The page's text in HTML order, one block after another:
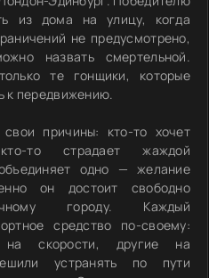
из дома на улицу, когда
не предусмотрено,
назвать смертельной.
те гонщики, которые
к передвижению.
причины: кто-то хочет
то страдает жаждой
одно — желание
он достоит свободно
городу. Каждый
средство по-своему:
скорости, другие на
устранять по пути